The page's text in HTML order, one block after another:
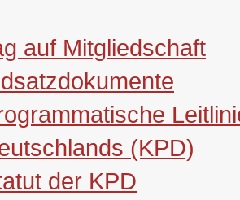
auf Mitgliedschaft
(KPD)
der KPD